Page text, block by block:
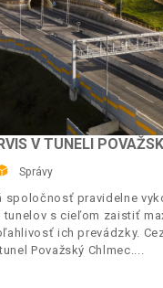
V TUNELI
Správy
spoločnosť pravidelne
tunelov s cieľom zaistiť
ich prevádzky.
Považský Chlmec.